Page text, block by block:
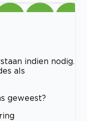
indien nodig.
als
geweest?